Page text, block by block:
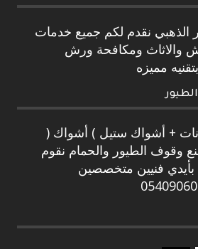
الذهبي نقدم لكم جميع خدمات
والاثاث ومكافحة ورش
مميزه
+ أشواك ستيل ) أشواك (
وقوف الطيور والحمام نقوم
بأيدي فنيين متخصصين